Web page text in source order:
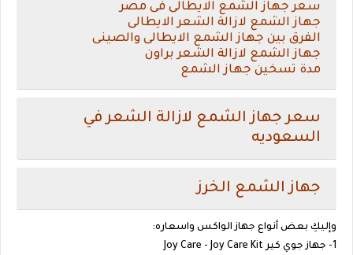
سعر جهاز الشمع الايطالى فى مصر
جهاز الشمع لازالة الشعر الايطالى
الفرق بين جهاز الشمع الايطالى والصينى
جهاز الشمع لازالة الشعر براون
مدة تسخين جهاز الشمع
سعر جهاز الشمع لازالة الشعر في
السعوديه
جهاز الشمع الخرز
وإليكِ بعض أنواع جهاز الواكس واسعاره:
1- جهاز جوي كير Joy Care - Joy Care Kit